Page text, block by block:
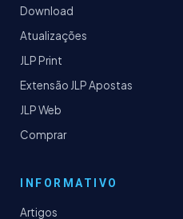
Download
Atualizações
JLP Print
Extensão JLP Apostas
JLP Web
Comprar
INFORMATIVO
Artigos